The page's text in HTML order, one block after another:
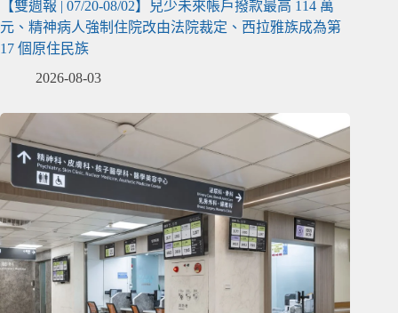
【雙週報 | 07/20-08/02】兒少未來帳戶撥款最高 114 萬
元、精神病人強制住院改由法院裁定、西拉雅族成為第
17 個原住民族
2026-08-03